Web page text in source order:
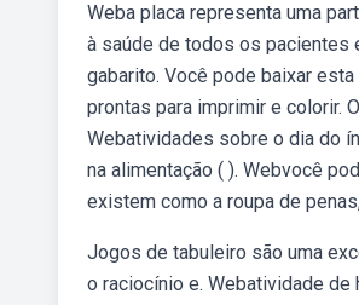
Weba placa representa uma
à saúde de todos os pacientes
gabarito. Você pode baixar
prontas para imprimir e colorir.
Webatividades sobre o dia do
na alimentação ( ). Webvocê
existem como a roupa de
Jogos de tabuleiro são uma
o raciocínio e. Webatividade